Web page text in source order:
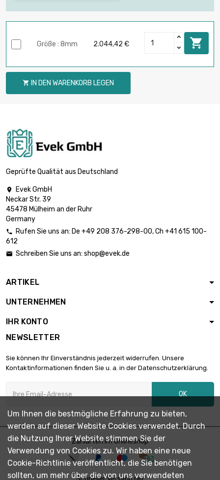
Größe : 8mm 2.044,42 € 
 IN DEN WARENKORB LEGEN
Geprüfte Qualität aus Deutschland

Evek GmbH
Neckar Str. 39
45478 Mülheim an der Ruhr
Germany
 Rufen Sie uns an: De +49 208 376-298-00, Ch +41 615 100-
612
 Schreiben Sie uns an: shop@evek.de
ARTIKEL
UNTERNEHMEN
IHR KONTO
NEWSLETTER
Sie können Ihr Einverständnis jederzeit widerrufen. Unsere
Kontaktinformationen finden Sie u. a. in der Datenschutzerklärung.
OK
Zahlarten im Onlineshop
Um Ihnen die bestmögliche Erfahrung zu bieten,
werden auf dieser Website Cookies verwendet. Durch
die Nutzung Ihrer Website stimmen Sie der
Verwendung von Cookies zu. Wir haben eine neue
Cookie-Richtlinie veröffentlicht, die Sie benötigen
sollten, um mehr über die von uns verwendeten